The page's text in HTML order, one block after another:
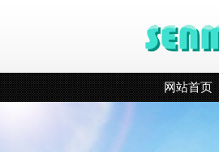
网站首页